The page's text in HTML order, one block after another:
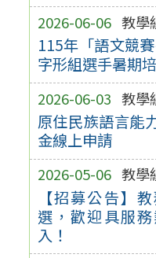
2026-06-06 教學
115年「語文競
字形組選手暑期
2026-06-03 教學
原住民族語言能
金線上申請
2026-05-06 教學
【招募公告】
選，歡迎具服
入！